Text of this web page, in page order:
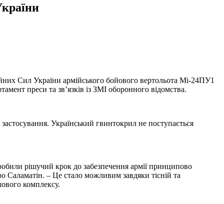
Сил України армійського бойового вертольота Мі-24ПУ1
преси та зв’язків із ЗМІ оборонного відомства.
Український гвинтокрил не поступається
рішучий крок до забезпечення армії принципово
Саламатін. – Це стало можливим завдяки тісній та
комплексу.